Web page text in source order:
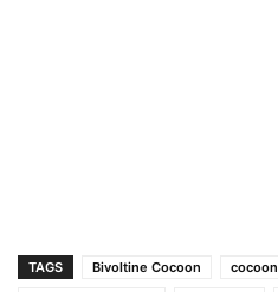
TAGS Bivoltine Cocoon cocoon